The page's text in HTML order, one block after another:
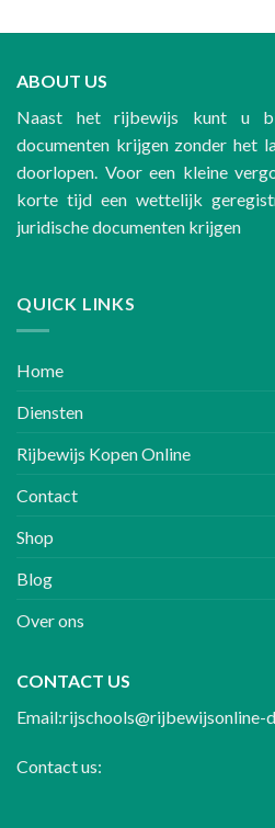
out of 5
€
ABOUT US
Naast het rijbewijs kunt u
documenten krijgen zonder het
doorlopen. Voor een kleine
korte tijd een wettelijk
juridische documenten krijgen
QUICK LINKS
Home
Diensten
Rijbewijs Kopen Online
Contact
Shop
Blog
Over ons
CONTACT US
Email:rijschools@rijbewijsonline-
Contact us: